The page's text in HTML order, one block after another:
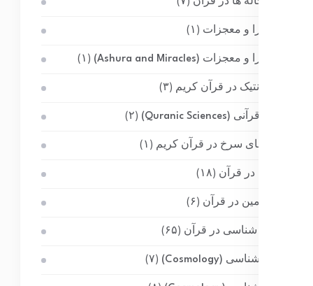
عاشورا و معجزات (۱)
عاشورا و معجزات (Ashura and Miracles) (۱)
علم ژنتیک در قرآن کریم (۳)
علوم قرآنی (Quranic Sciences) (۲)
غول های سرخ در قرآن کریم (۱)
فیزیک در قرآن (۱۸)
کره زمین در قرآن (۶)
کیهان شناسی در قرآن (۶۵)
کیهان‌شناسی (Cosmology) (۷)